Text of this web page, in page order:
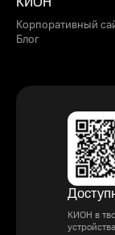
Корпоративный
Блог
КИОН в